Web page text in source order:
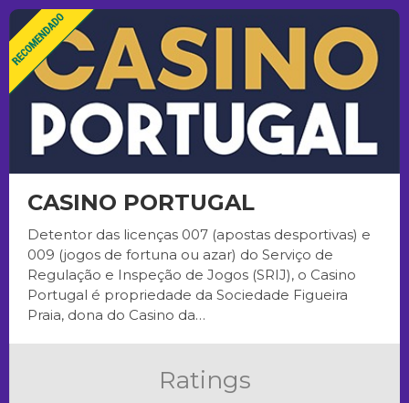
CASINO PORTUGAL
Detentor das licenças 007 (apostas desportivas) e
009 (jogos de fortuna ou azar) do Serviço de
Regulação e Inspeção de Jogos (SRIJ), o Casino
Portugal é propriedade da Sociedade Figueira
Praia, dona do Casino da…
Ratings